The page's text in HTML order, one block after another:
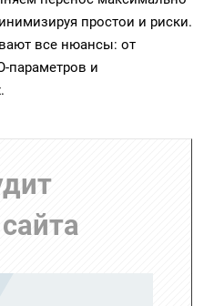
простои и риски.
все нюансы: от
параметров и